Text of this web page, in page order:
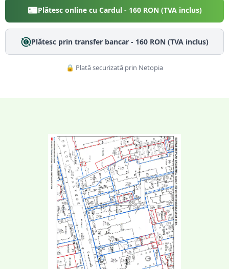
Plătesc online cu Cardul - 160RON (TVA inclus)
Plătesc prin transfer bancar - 160RON (TVA inclus)
🔒 Plată securizată prin Netopia